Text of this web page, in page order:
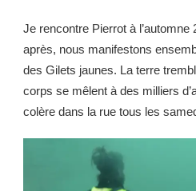
Je rencontre Pierrot à
après, nous manifestons
des Gilets jaunes. La terre
corps se mêlent à des milliers
colère dans la rue tous les